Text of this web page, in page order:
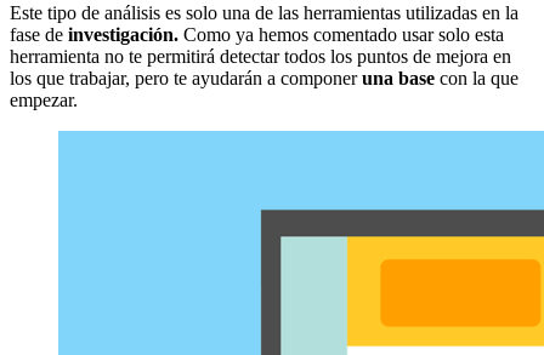
Este tipo de análisis es solo una de las herramientas utilizadas en la
fase de investigación. Como ya hemos comentado usar solo esta
herramienta no te permitirá detectar todos los puntos de mejora en
los que trabajar, pero te ayudarán a componeruna base con la que
empezar.